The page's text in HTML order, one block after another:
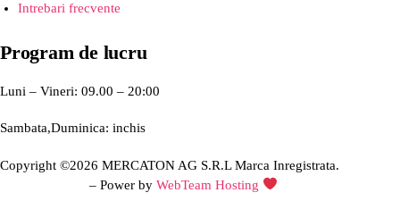
Intrebari frecvente
Program de lucru
Luni – Vineri: 09.00 – 20:00
Sambata,Duminica: inchis
Copyright ©2026 MERCATON AG S.R.L Marca Inregistrata.
– Power by WebTeam Hosting